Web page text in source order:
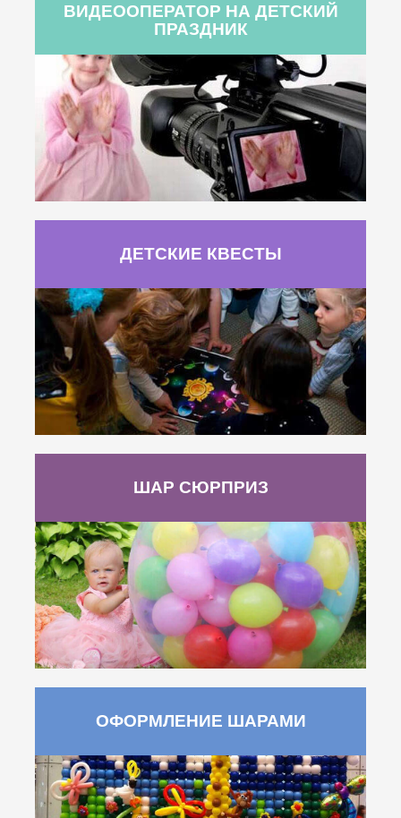
ВИДЕООПЕРАТОР НА ДЕТСКИЙ
ПРАЗДНИК
ДЕТСКИЕ КВЕСТЫ
ШАР СЮРПРИЗ
ОФОРМЛЕНИЕ ШАРАМИ